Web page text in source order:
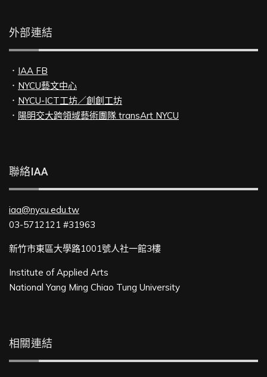
外部連結
． IAA FB
． NYCU藝文中心
． NYCU-ICT工坊／創創工坊
． 陽明交大跨領域藝術團隊 transArt NYCU
聯絡IAA
iaa@nycu.edu.tw
03-5712121 #31963
新竹市東區大學路1001號人社一館3樓
Institute of Applied Arts
National Yang Ming Chiao Tung University
相關連結